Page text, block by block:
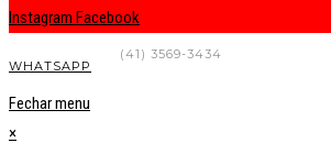
Instagram Facebook
(41) 3569-3434
WHATSAPP
Fechar menu
×